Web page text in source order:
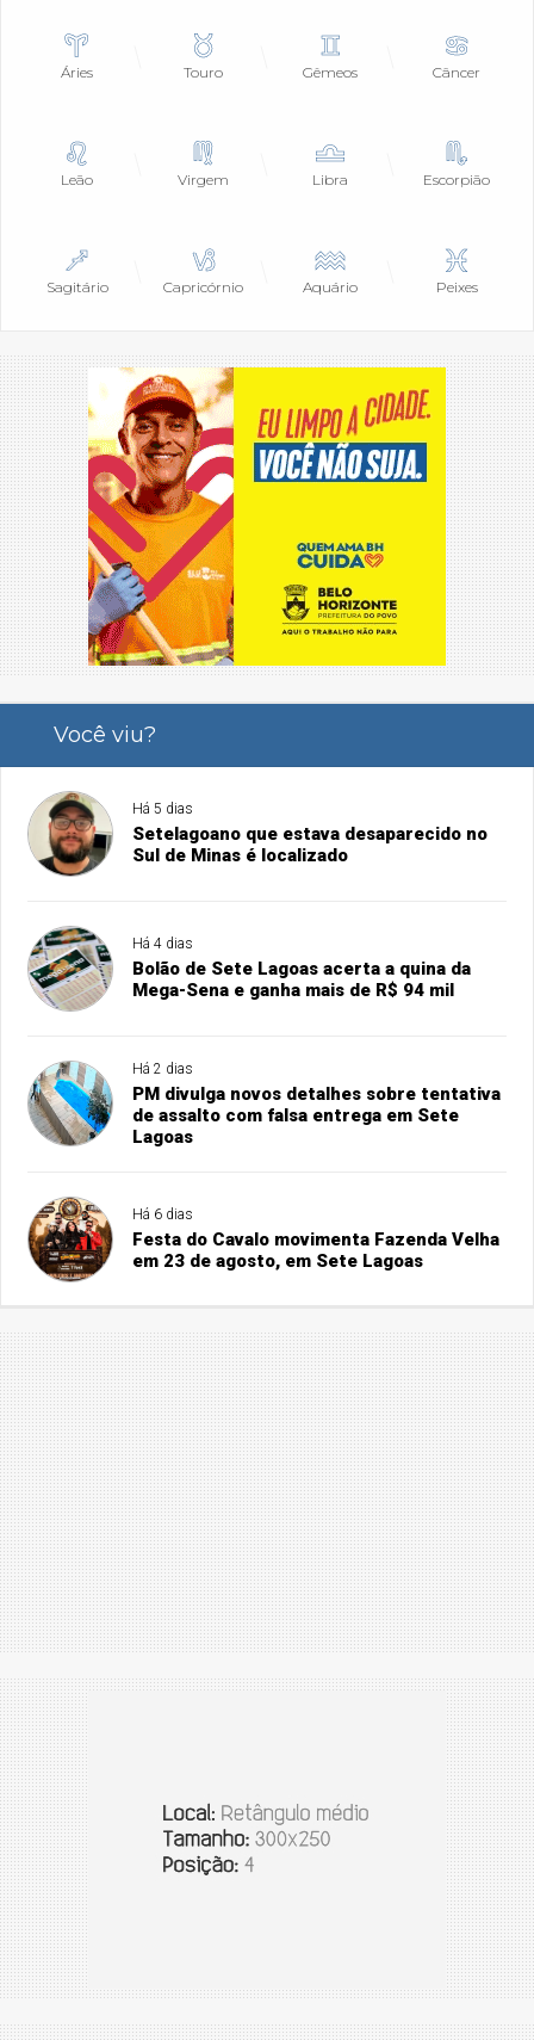
Áries Touro Gêmeos Câncer
Leão Virgem Libra Escorpião
Sagitário Capricórnio Aquário Peixes
Você viu?
Há 5 dias
Setelagoano que estava desaparecido no
Sul de Minas é localizado
Há 4 dias
Bolão de Sete Lagoas acerta a quina da
Mega-Sena e ganha mais de R$ 94 mil
Há 2 dias
PM divulga novos detalhes sobre tentativa
de assalto com falsa entrega em Sete
Lagoas
Há 6 dias
Festa do Cavalo movimenta Fazenda Velha
em 23 de agosto, em Sete Lagoas